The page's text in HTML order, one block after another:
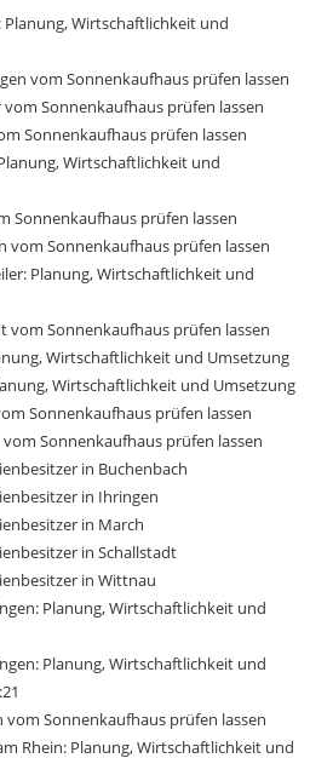
Wirtschaftlichkeit und
vom Sonnenkaufhaus prüfen lassen
Sonnenkaufhaus prüfen lassen
Sonnenkaufhaus prüfen lassen
Wirtschaftlichkeit und
Sonnenkaufhaus prüfen lassen
vom Sonnenkaufhaus prüfen lassen
Planung, Wirtschaftlichkeit und
vom Sonnenkaufhaus prüfen lassen
Wirtschaftlichkeit und Umsetzung
Wirtschaftlichkeit und Umsetzung
Sonnenkaufhaus prüfen lassen
Sonnenkaufhaus prüfen lassen
in Buchenbach
in Ihringen
in March
in Schallstadt
in Wittnau
Planung, Wirtschaftlichkeit und
Planung, Wirtschaftlichkeit und
Sonnenkaufhaus prüfen lassen
Rhein: Planung, Wirtschaftlichkeit und